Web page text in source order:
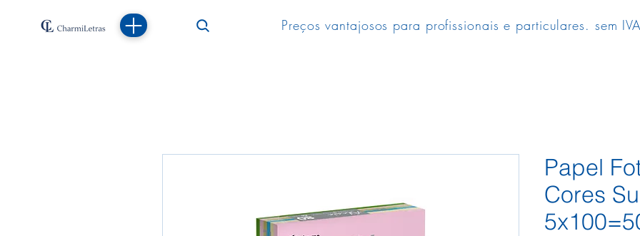
Preços vantajosos para profissionais e particulares. sem
Papel
Cores